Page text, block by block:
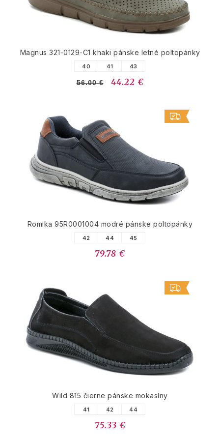
Magnus 321-0129-C1 khaki pánske letné poltopánky
40 41 43
56.00 € 44.22 €
Romika 95R0001004 modré pánske poltopánky
42 44 45
79.78 €
Wild 815 čierne pánske mokasíny
41 42 44
75.33 €